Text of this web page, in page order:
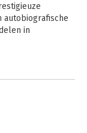
autobiografische
in